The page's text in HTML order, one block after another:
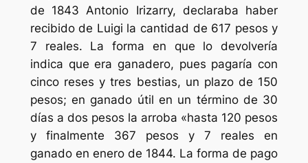
de 1843 Antonio Irizarry, declaraba haber
recibido de Luigi la cantidad de 617 pesos y
7 reales. La forma en que lo devolvería
indica que era ganadero, pues pagaría con
cinco reses y tres bestias, un plazo de 150
pesos; en ganado útil en un término de 30
días a dos pesos la arroba «hasta 120 pesos
y finalmente 367 pesos y 7 reales en
ganado en enero de 1844. La forma de pago